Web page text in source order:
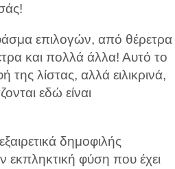
επιλογών, από θέρετρα
και πολλά άλλα! Αυτό το
λίστας, αλλά ειλικρινά,
εδώ είναι
δημοφιλής
φύση που έχει